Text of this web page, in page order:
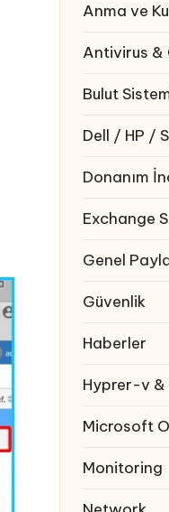
Anma ve
Antivirus &
Bulut
Dell / HP /
Donanım
Exchange
Genel
Güvenlik
Haberler
Hyprer-v &
Microsoft
Monitoring